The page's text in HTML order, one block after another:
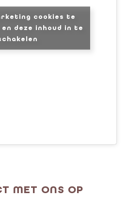
cookies te
deze inhoud in te
MET ONS OP